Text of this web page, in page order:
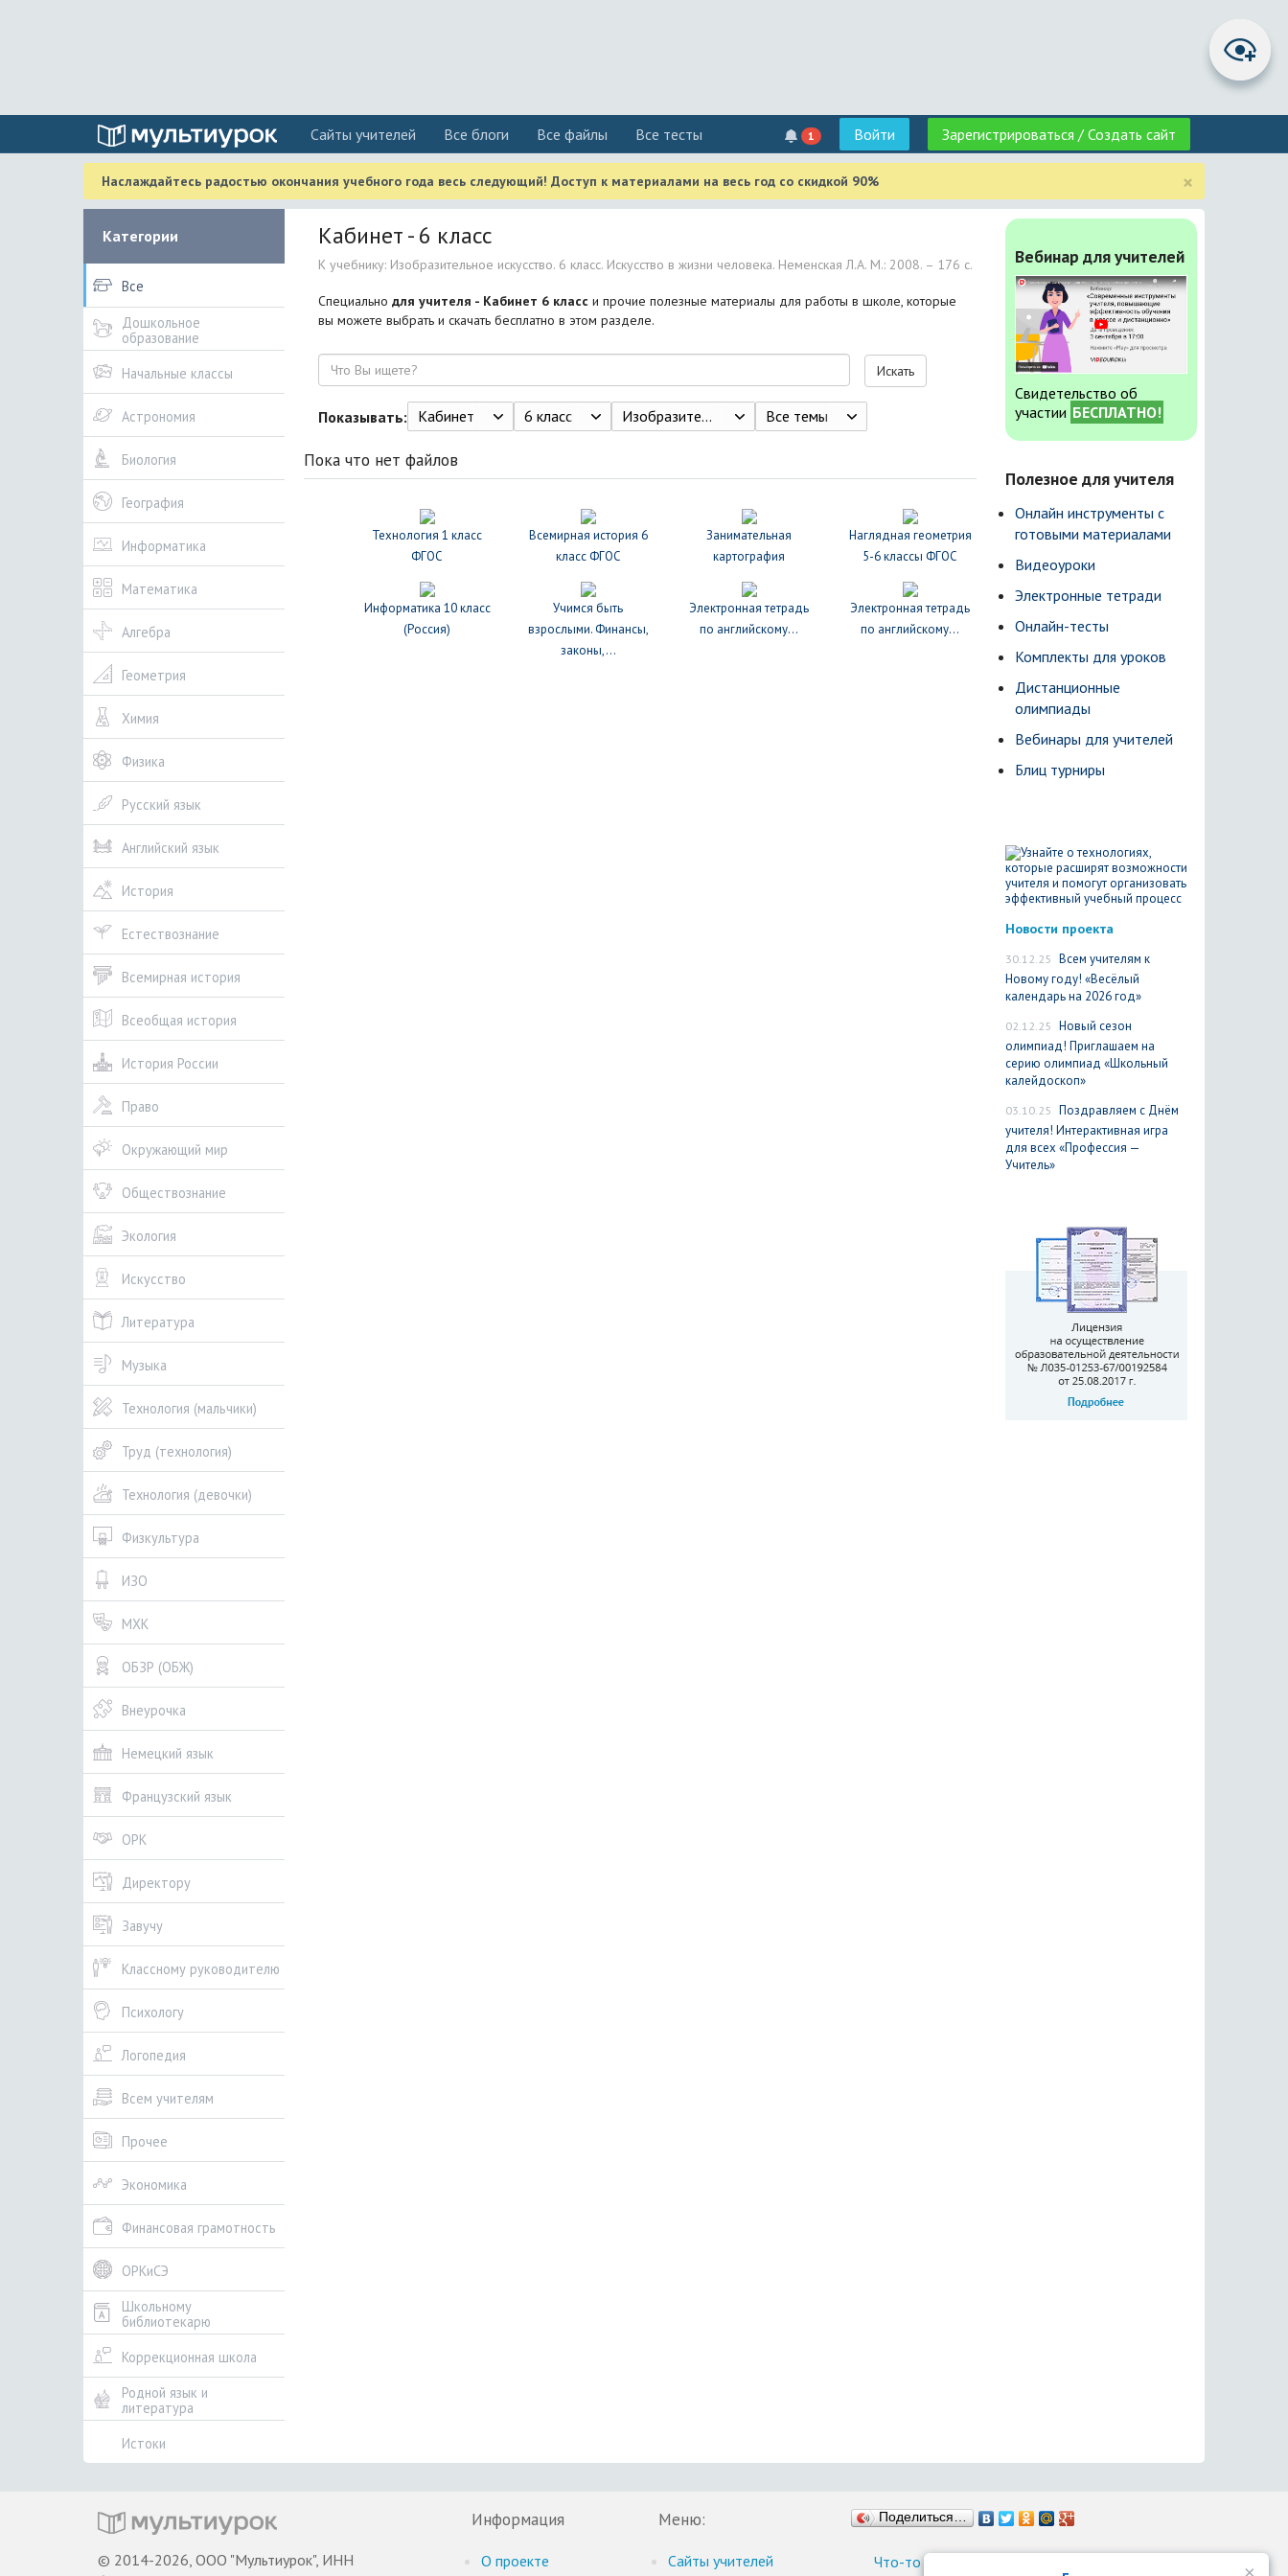
Cайты учителей Все блоги Все файлы Все тесты 1 Войти Зарегистрироваться / Создать сайт
×
Наслаждайтесь радостью окончания учебного года весь следующий! Доступ к материалами на весь год со скидкой 90%
Категории
Все
Дошкольное
образование
Начальные классы
Астрономия
Биология
География
Информатика
Математика
Алгебра
Геометрия
Химия
Физика
Русский язык
Английский язык
История
Естествознание
Всемирная история
Всеобщая история
История России
Право
Окружающий мир
Обществознание
Экология
Искусство
Литература
Музыка
Технология (мальчики)
Труд (технология)
Технология (девочки)
Физкультура
ИЗО
МХК
ОБЗР (ОБЖ)
Внеурочка
Немецкий язык
Французский язык
ОРК
Директору
Завучу
Классному руководителю
Психологу
Логопедия
Всем учителям
Прочее
Экономика
Финансовая грамотность
ОРКиСЭ
Школьному
библиотекарю
Коррекционная школа
Родной язык и
литература
Истоки
Кабинет - 6 класс
К учебнику: Изобразительное искусство. 6 класс. Искусство в жизни человека. Неменская Л.А. М.: 2008. – 176 с.
Специально для учителя - Кабинет 6 класс и прочие полезные материалы для работы в школе, которые
вы можете выбрать и скачать бесплатно в этом разделе.
Поиск Искать
Показывать: Кабинет 6 класс Изобразительное искусство. 6 класс. Искусство в жизни человека. Неменская Л.А. М.: 2008. – 176 с. Все темы
Пока что нет файлов
Технология 1 класс
ФГОС
Всемирная история 6
класс ФГОС
Занимательная
картография
Наглядная геометрия
5-6 классы ФГОС
Информатика 10 класс
(Россия)
Учимся быть
взрослыми. Финансы,
законы,...
Электронная тетрадь
по английскому...
Электронная тетрадь
по английскому...
Вебинар для учителей
Свидетельство об
участии БЕСПЛАТНО!
Полезное для учителя
Онлайн инструменты с
готовыми материалами
Видеоуроки
Электронные тетради
Онлайн-тесты
Комплекты для уроков
Дистанционные
олимпиады
Вебинары для учителей
Блиц турниры
Новости проекта
30.12.25 Всем учителям к
Новому году! «Весёлый
календарь на 2026 год»
02.12.25 Новый сезон
олимпиад! Приглашаем на
серию олимпиад «Школьный
калейдоскоп»
03.10.25 Поздравляем с Днём
учителя! Интерактивная игра
для всех «Профессия —
Учитель»
© 2014-2026, ООО "Мультиурок", ИНН
Информация
О проекте
Меню:
Cайты учителей
Поделиться…
Что-то неудобно? Сообщите об этом…